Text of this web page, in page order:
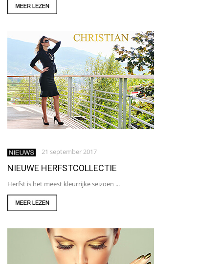
21 september 2017
NIEUWE HERFSTCOLLECTIE
Herfst is het meest kleurrijke seizoen ...